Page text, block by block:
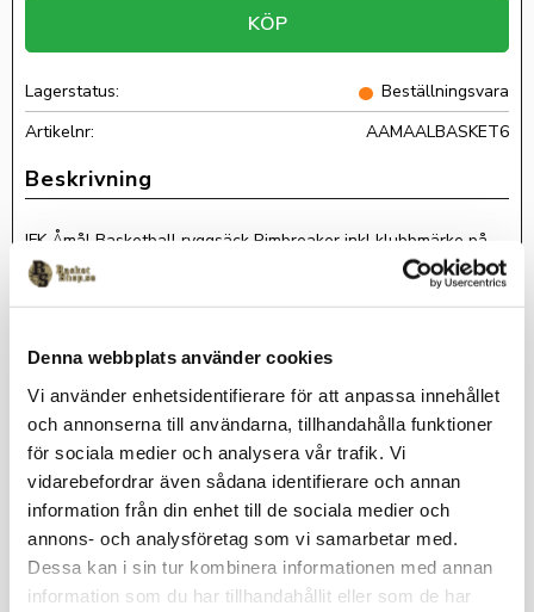
Denna webbplats använder cookies
Vi använder enhetsidentifierare för att anpassa innehållet
och annonserna till användarna, tillhandahålla funktioner
för sociala medier och analysera vår trafik. Vi
vidarebefordrar även sådana identifierare och annan
information från din enhet till de sociala medier och
annons- och analysföretag som vi samarbetar med.
Dessa kan i sin tur kombinera informationen med annan
information som du har tillhandahållit eller som de har
KÖP
Lagerstatus
Beställningsvara
Artikelnr
AAMAALBASKET6
IFK Åmål Basketball ryggsäck Rimbreaker inkl klubbmärke på
locket och Initialer fram.-Löstagbart bollnät (som kan förvaras i
en av fickorna när man inte använder det). -Mer info om
ryggsäcken nedan Leveranstid: Ca 3 veckor för kläder med
-Löstagbart bollnät (som kan förvaras i en av fickorna när man
inte använder det).
-Två stora sidofickor, varav en med dragkedja.
-Stor öppning för enkel packning och åtkomst.
-Skönt vadderade bärremmar.
-Reflexband på sidor, lock och bärremmar för 360 graders
synlighet.
-Litet innerfack med dragkedja för värdesaker.
-Gummiförstärkt botten.